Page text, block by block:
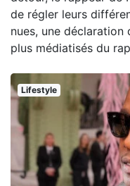
de régler leurs
nues, une déclaration
plus médiatisés du
Lifestyle